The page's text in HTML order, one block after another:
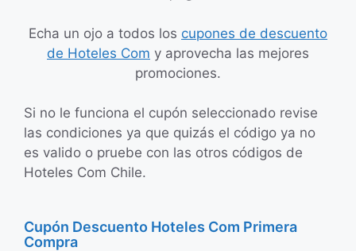
Echa un ojo a todos los cupones de descuento
de Hoteles Com y aprovecha las mejores
promociones.
Si no le funciona el cupón seleccionado revise
las condiciones ya que quizás el código ya no
es valido o pruebe con las otros códigos de
Hoteles Com Chile.
Cupón Descuento Hoteles Com Primera
Compra